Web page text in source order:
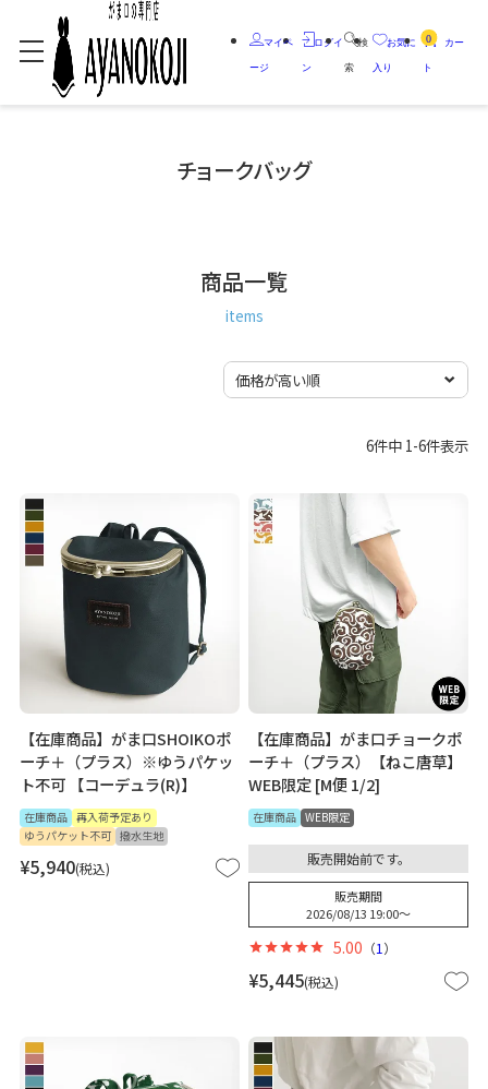
マイペ
ージ
ログイ
ン
検
索
お気に
入り
0 カー
ト
チョークバッグ
商品一覧
items
6件中 1-6件表示
【在庫商品】がま口SHOIKOポ
ーチ＋（プラス）※ゆうパケッ
ト不可 【コーデュラ(R)】
在庫商品 再入荷予定あり
ゆうパケット不可 撥水生地
¥5,940 税込
【在庫商品】がま口チョークポ
ーチ＋（プラス）【ねこ唐草】
WEB限定 [M便 1/2]
在庫商品 WEB限定
¥5,445 税込
販売開始前です。
販売期間
2026/08/13 19:00〜
5.00 （1 ）